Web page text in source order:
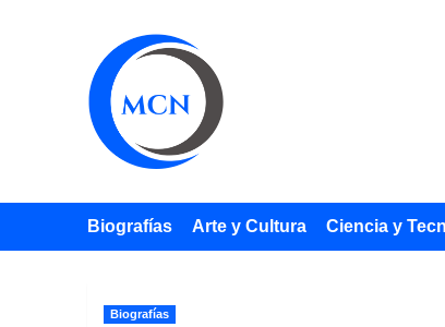
Biografías Arte y Cultura Ciencia y
Biografías